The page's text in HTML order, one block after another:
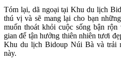
Tóm lại, dã ngoại tại Khu du lịch
thú vị và sẽ mang lại cho bạn
muốn thoát khỏi cuộc sống bận
gian để tận hưởng thiên nhiên tươi
Khu du lịch Bidoup Núi Bà và trải
này.